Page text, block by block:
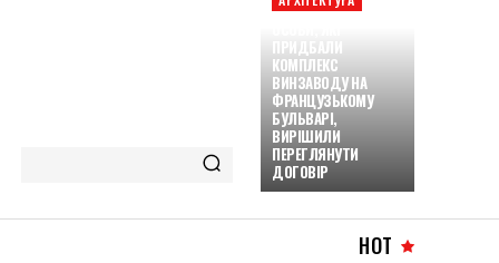
ПРИДБАЛИ
КОМПЛЕКС
ВИНЗАВОДУ НА
ФРАНЦУЗЬКОМУ
БУЛЬВАРІ,
ВИРІШИЛИ
ПЕРЕГЛЯНУТИ
ДОГОВІР
HOT